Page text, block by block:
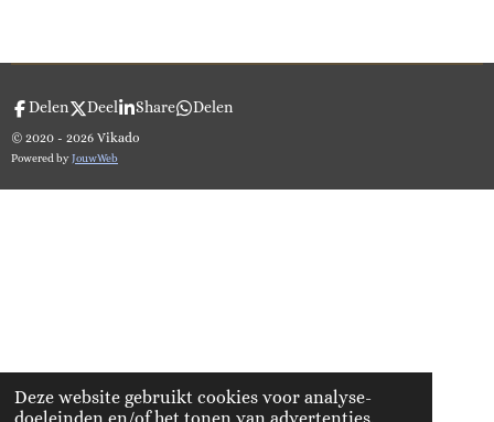
Deze website gebruikt cookies voor analyse-
doeleinden en/of het tonen van advertenties.
Delen Deel Share Delen
© 2020 - 2026 Vikado
Powered byJouwWeb